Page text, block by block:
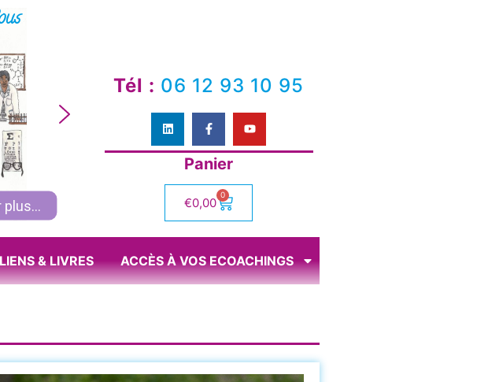
plus...
Tél : 06 12 93 10 95
Panier
€0,00
0
LIENS & LIVRES ACCÈS À VOS ECOACHINGS